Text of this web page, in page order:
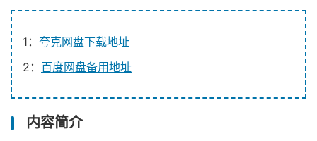
1： 夸克网盘下载地址
2： 百度网盘备用地址
内容简介